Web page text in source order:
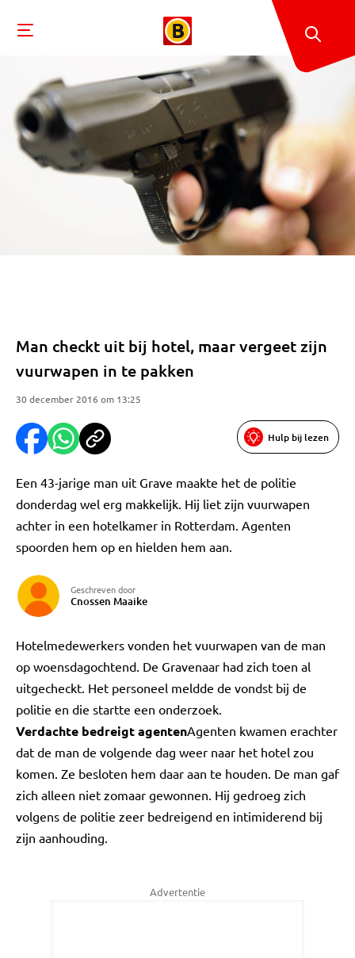
Man checkt uit bij hotel, maar vergeet zijn
vuurwapen in te pakken
30 december 2016 om 13:25
Hulp bij lezen
Een 43-jarige man uit Grave maakte het de politie
donderdag wel erg makkelijk. Hij liet zijn vuurwapen
achter in een hotelkamer in Rotterdam. Agenten
spoorden hem op en hielden hem aan.
Geschreven door
Cnossen Maaike
Hotelmedewerkers vonden het vuurwapen van de man
op woensdagochtend. De Gravenaar had zich toen al
uitgecheckt. Het personeel meldde de vondst bij de
politie en die startte een onderzoek.
Verdachte bedreigt agentenAgenten kwamen erachter
dat de man de volgende dag weer naar het hotel zou
komen. Ze besloten hem daar aan te houden. De man gaf
zich alleen niet zomaar gewonnen. Hij gedroeg zich
volgens de politie zeer bedreigend en intimiderend bij
zijn aanhouding.
Advertentie